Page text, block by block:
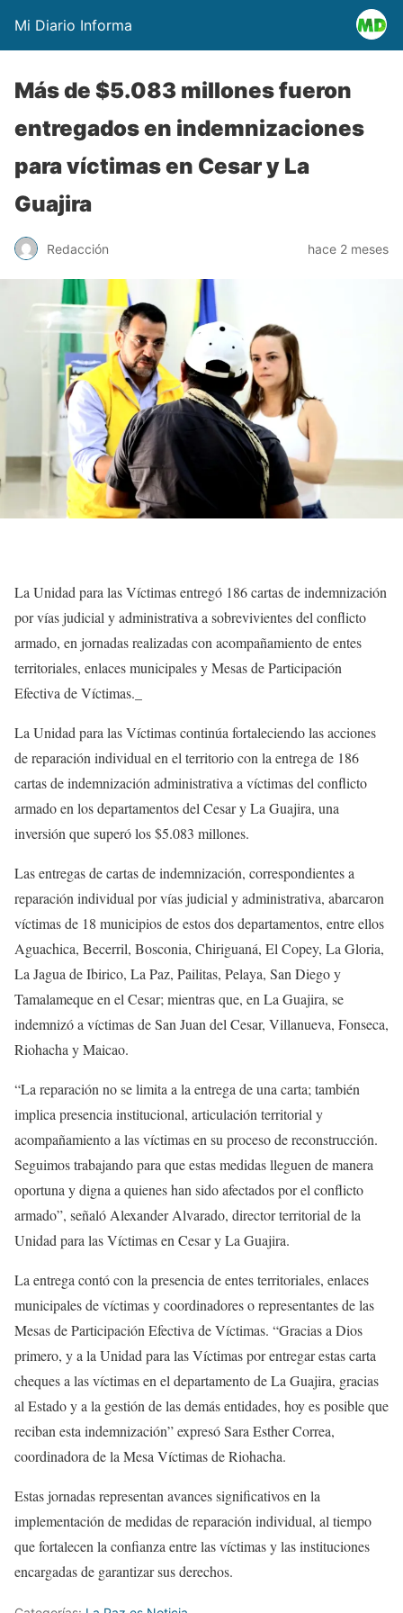
Mi Diario Informa
Más de $5.083 millones fueron
entregados en indemnizaciones
para víctimas en Cesar y La
Guajira
Redacción hace 2 meses
La Unidad para las Víctimas entregó 186 cartas de indemnización
por vías judicial y administrativa a sobrevivientes del conflicto
armado, en jornadas realizadas con acompañamiento de entes
territoriales, enlaces municipales y Mesas de Participación
Efectiva de Víctimas._
La Unidad para las Víctimas continúa fortaleciendo las acciones
de reparación individual en el territorio con la entrega de 186
cartas de indemnización administrativa a víctimas del conflicto
armado en los departamentos del Cesar y La Guajira, una
inversión que superó los $5.083 millones.
Las entregas de cartas de indemnización, correspondientes a
reparación individual por vías judicial y administrativa, abarcaron
víctimas de 18 municipios de estos dos departamentos, entre ellos
Aguachica, Becerril, Bosconia, Chiriguaná, El Copey, La Gloria,
La Jagua de Ibirico, La Paz, Pailitas, Pelaya, San Diego y
Tamalameque en el Cesar; mientras que, en La Guajira, se
indemnizó a víctimas de San Juan del Cesar, Villanueva, Fonseca,
Riohacha y Maicao.
“La reparación no se limita a la entrega de una carta; también
implica presencia institucional, articulación territorial y
acompañamiento a las víctimas en su proceso de reconstrucción.
Seguimos trabajando para que estas medidas lleguen de manera
oportuna y digna a quienes han sido afectados por el conflicto
armado”, señaló Alexander Alvarado, director territorial de la
Unidad para las Víctimas en Cesar y La Guajira.
La entrega contó con la presencia de entes territoriales, enlaces
municipales de víctimas y coordinadores o representantes de las
Mesas de Participación Efectiva de Víctimas. “Gracias a Dios
primero, y a la Unidad para las Víctimas por entregar estas carta
cheques a las víctimas en el departamento de La Guajira, gracias
al Estado y a la gestión de las demás entidades, hoy es posible que
reciban esta indemnización” expresó Sara Esther Correa,
coordinadora de la Mesa Víctimas de Riohacha.
Estas jornadas representan avances significativos en la
implementación de medidas de reparación individual, al tiempo
que fortalecen la confianza entre las víctimas y las instituciones
encargadas de garantizar sus derechos.